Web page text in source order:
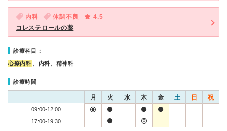
内科 体調不良
4.5
コレステロールの薬
診療科目：
心療内科 、内科、精神科
診療時間
月 火 水 木 金 土 日 祝
09:00-12:00
17:00-19:30